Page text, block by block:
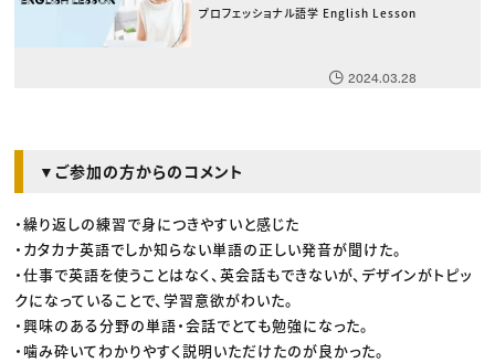
プロフェッショナル語学 English Lesson
2024.03.28
▼ご参加の方からのコメント
・繰り返しの練習で身につきやすいと感じた
・カタカナ英語でしか知らない単語の正しい発音が聞けた。
・仕事で英語を使うことはなく、英会話もできないが、デザインがトピッ
クになっていることで、学習意欲がわいた。
・興味のある分野の単語・会話でとても勉強になった。
・噛み砕いてわかりやすく説明いただけたのが良かった。